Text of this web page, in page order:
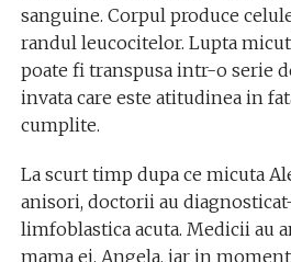
sanguine. Corpul produce
randul leucocitelor. Lupta
poate fi transpusa intr-o serie
invata care este atitudinea in
cumplite.
La scurt timp dupa ce micuta
anisori, doctorii au
limfoblastica acuta. Medicii au
mama ei, Angela, iar in